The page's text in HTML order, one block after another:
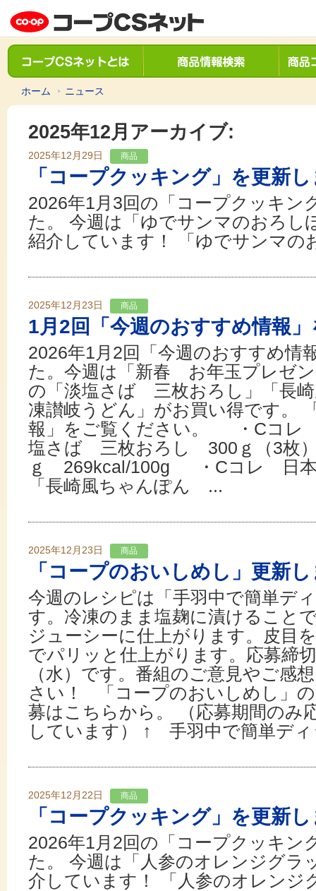
ホーム ニュース
2025年12月アーカイブ:
2025年12月29日 商品
「コープクッキング」を更新
2026年1月3回の「コープクッキン
た。 今週は「ゆでサンマのおろし
紹介しています！ 「ゆでサンマの
2025年12月23日 商品
1月2回「今週のおすすめ情報
2026年1月2回「今週のおすすめ情
た。今週は「新春 お年玉プレゼ
の「淡塩さば 三枚おろし」「長
凍讃岐うどん」がお買い得です。
報」をご覧ください。 ・Cコ
塩さば 三枚おろし 300ｇ（3枚）
ｇ 269kcal/100g ・Cコレ 日本
「長崎風ちゃんぽん ...
2025年12月23日 商品
「コープのおいしめし」更新
今週のレシピは「手羽中で簡単デ
す。冷凍のまま塩麹に漬けること
ジューシーに仕上がります。皮目
でパリッと仕上がります。応募締
（水）です。番組のご意見やご感
さい！ 「コープのおいしめし」
募はこちらから。 （応募期間のみ
しています） ↑ 手羽中で簡単デ
2025年12月22日 商品
「コープクッキング」を更新
2026年1月2回の「コープクッキン
た。 今週は「人参のオレンジグラ
介しています！ 「人参のオレンジ